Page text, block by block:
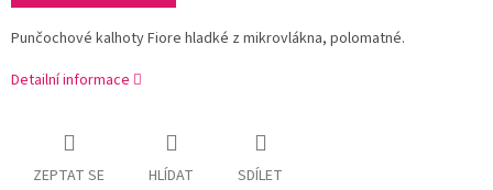
Punčochové kalhoty Fiore hladké z mikrovlákna, polomatné.
Detailní informace
ZEPTAT SE HLÍDAT SDÍLET